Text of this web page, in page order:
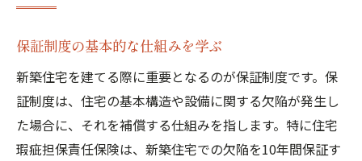
要性
茨城県の気候と新築住宅の関係性
地域の気候に適した保証制度の選び方
気候変動に対応する保証制度の進化
地元の気候に基づく設計の重要性
季節の変化を考慮した保証の必要性
保証制度の基本的な仕組みを学ぶ
新築住宅を建てる際に重要となるのが保証制度です。保
証制度は、住宅の基本構造や設備に関する欠陥が発生し
た場合に、それを補償する仕組みを指します。特に住宅
瑕疵担保責任保険は、新築住宅での欠陥を10年間保証す